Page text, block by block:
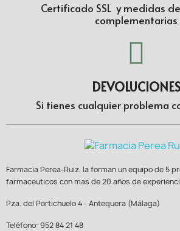
Certificado SSL y medidas
complementarias
DEVOLUCIONES
Si tienes cualquier problema
Farmacia Perea-Ruiz, la forman un equipo de 5
farmaceuticos con mas de 20 años de
Pza. del Portichuelo 4 - Antequera (Málaga)
Teléfono: 952 84 21 48